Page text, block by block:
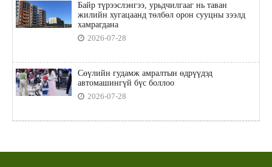
Байр түрээслэнгээ, урьдчилгааг нь таван
жилийн хугацаанд төлбөл орон сууцны зээлд
хамрагдана
2026-07-28
Сөүлийн гудамж амралтын өдрүүдэд
автомашингүй бүс боллоо
2026-07-28